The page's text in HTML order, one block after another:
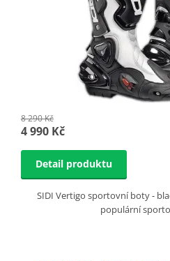
8 290 Kč
4 990 Kč
Detail produktu
SIDI Vertigo sportovní boty -
populární